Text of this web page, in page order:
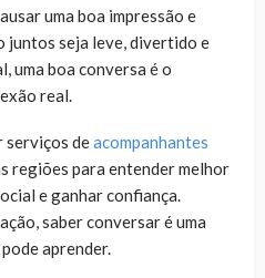
uma boa impressão e
juntos seja leve, divertido e
uma boa conversa é o
real.
serviços deacompanhantes
regiões para entender melhor
e ganhar confiança.
saber conversar é uma
aprender.